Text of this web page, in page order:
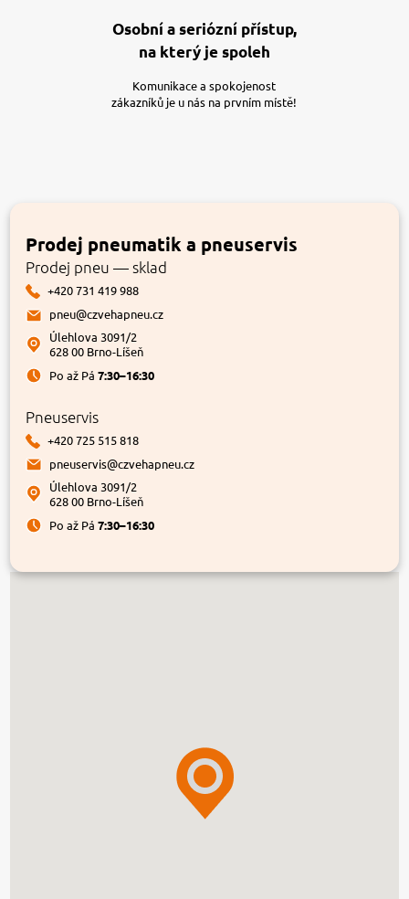
Osobní a seriózní přístup,
na který je spoleh
Komunikace a spokojenost
zákazníků je u nás na prvním místě!
Prodej pneumatik a pneuservis
Prodej pneu — sklad
+420 731 419 988
pneu@czvehapneu.cz
Úlehlova 3091/2
628 00 Brno-Líšeň
Po až Pá7:30–16:30
Pneuservis
+420 725 515 818
pneuservis@czvehapneu.cz
Úlehlova 3091/2
628 00 Brno-Líšeň
Po až Pá7:30–16:30